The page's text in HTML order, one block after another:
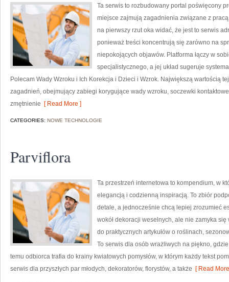
Ta serwis to rozbudowany portal poświęcony
miejsce zajmują zagadnienia związane z
na pierwszy rzut oka widać, że jest to serwis
ponieważ treści koncentrują się zarówno na
niepokojących objawów. Platforma łączy w
specjalistycznego, a jej układ sugeruje
Polecam Wady Wzroku i Ich Korekcja i Dzieci i Wzrok. Największą wartością
zagadnień, obejmujący zabiegi korygujące wady wzroku, soczewki
zmętnienie [ Read More ]
CATEGORIES: NOWE TECHNOLOGIE
Parviflora
Ta przestrzeń internetowa to kompendium, w
elegancją i codzienną inspiracją. To zbiór
detale, a jednocześnie chcą lepiej zrozumieć
wokół dekoracji weselnych, ale nie zamyka
do praktycznych artykułów o roślinach,
To serwis dla osób wrażliwych na piękno,
temu odbiorca trafia do krainy kwiatowych pomysłów, w którym każdy tekst
serwis dla przyszłych par młodych, dekoratorów, florystów, a także [ Read